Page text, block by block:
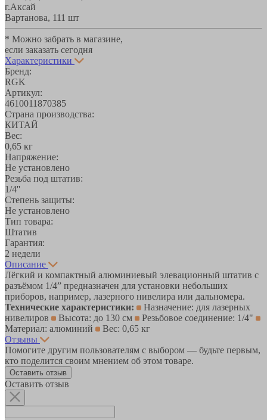
г.Аксай
Вартанова, 111 шт
* Можно забрать в магазине,
если заказать сегодня
Характеристики
Бренд:
RGK
Артикул:
4610011870385
Страна производства:
КИТАЙ
Вес:
0,65 кг
Напряжение:
Не установлено
Резьба под штатив:
1/4''
Степень защиты:
Не установлено
Тип товара:
Штатив
Гарантия:
2 недели
Описание
Лёгкий и компактный алюминиевый элевационный штатив с
разъёмом 1/4” предназначен для установки небольших
приборов, например, лазерного нивелира или дальномера.
Технические характеристики:
Назначение: для лазерных
нивелиров
Высота: до 130 см
Резьбовое соединение: 1/4"
Материал: алюминий
Вес: 0,65 кг
Отзывы
Помогите другим пользователям с выбором — будьте первым,
кто поделится своим мнением об этом товаре.
Оставить отзыв
Оставить отзыв